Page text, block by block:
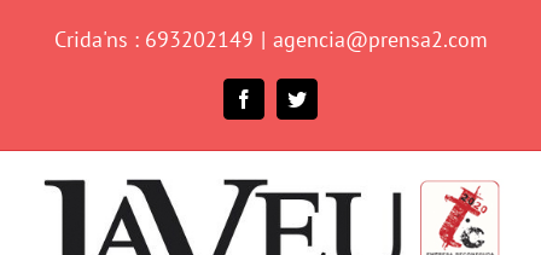
Crida'ns : 693202149 | agencia@prensa2.com
FacebookTwitter